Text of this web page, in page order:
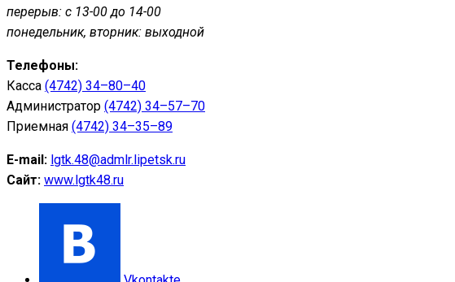
перерыв: с 13-00 до 14-00
понедельник, вторник: выходной
Телефоны:
Касса (4742) 34–80–40
Администратор (4742) 34–57–70
Приемная (4742) 34–35–89
E-mail: lgtk.48@admlr.lipetsk.ru
Сайт: www.lgtk48.ru